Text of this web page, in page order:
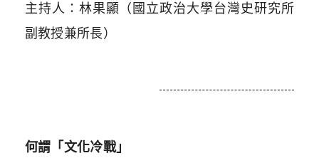
主持人：林果顯（國立政治大學台灣史研究所
副教授兼所長）
何謂「文化冷戰」